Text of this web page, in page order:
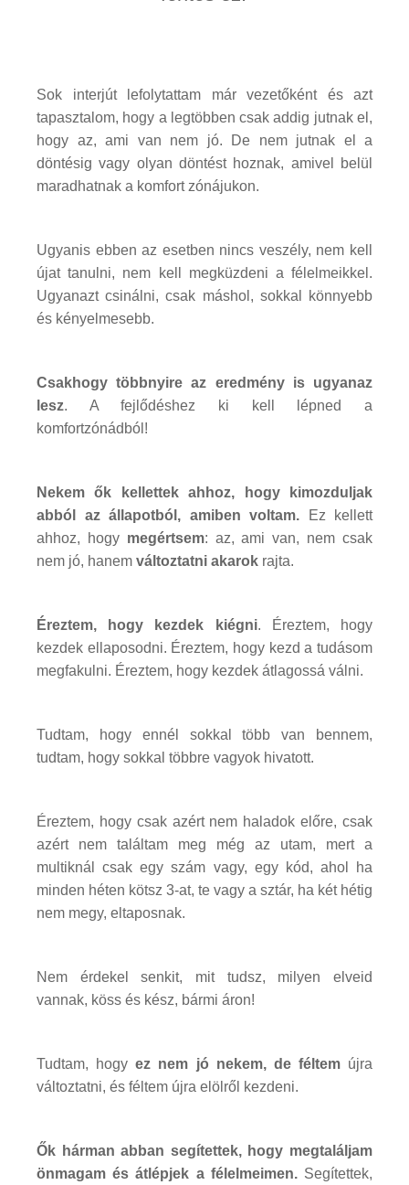
Sok interjút lefolytattam már vezetőként és azt
tapasztalom, hogy a legtöbben csak addig jutnak el,
hogy az, ami van nem jó. De nem jutnak el a
döntésig vagy olyan döntést hoznak, amivel belül
maradhatnak a komfort zónájukon.
Ugyanis ebben az esetben nincs veszély, nem kell
újat tanulni, nem kell megküzdeni a félelmeikkel.
Ugyanazt csinálni, csak máshol, sokkal könnyebb
és kényelmesebb.
Csakhogy többnyire az eredmény is ugyanaz
lesz. A fejlődéshez ki kell lépned a
komfortzónádból!
Nekem ők kellettek ahhoz, hogy kimozduljak
abból az állapotból, amiben voltam. Ez kellett
ahhoz, hogy megértsem: az, ami van, nem csak
nem jó, hanem változtatni akarok rajta.
Éreztem, hogy kezdek kiégni. Éreztem, hogy
kezdek ellaposodni. Éreztem, hogy kezd a tudásom
megfakulni. Éreztem, hogy kezdek átlagossá válni.
Tudtam, hogy ennél sokkal több van bennem,
tudtam, hogy sokkal többre vagyok hivatott.
Éreztem, hogy csak azért nem haladok előre, csak
azért nem találtam meg még az utam, mert a
multiknál csak egy szám vagy, egy kód, ahol ha
minden héten kötsz 3-at, te vagy a sztár, ha két hétig
nem megy, eltaposnak.
Nem érdekel senkit, mit tudsz, milyen elveid
vannak, köss és kész, bármi áron!
Tudtam, hogyez nem jó nekem, de féltemújra
változtatni, és féltem újra elölről kezdeni.
Ők hárman abban segítettek, hogy megtaláljam
önmagam és átlépjek a félelmeimen.Segítettek,